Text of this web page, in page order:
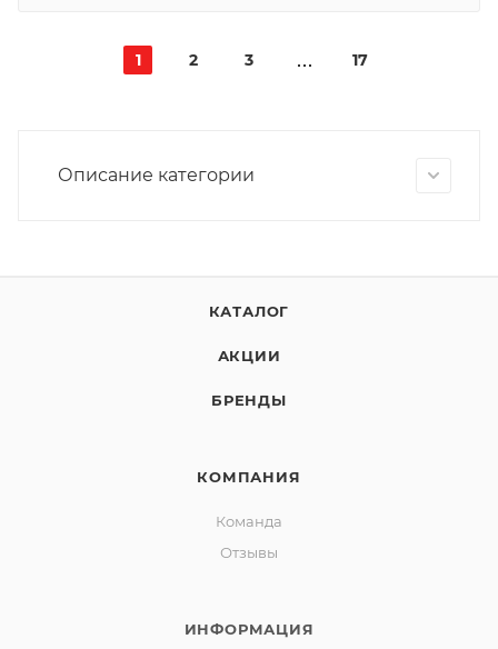
1 2 3 17
Описание категории
КАТАЛОГ
АКЦИИ
БРЕНДЫ
КОМПАНИЯ
Команда
Отзывы
ИНФОРМАЦИЯ